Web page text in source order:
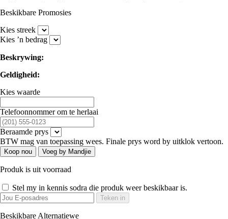
Beskikbare Promosies
Kies streek
Kies ’n bedrag
Beskrywing:
Geldigheid:
Kies waarde
Telefoonnommer om te herlaai
Beraamde prys
BTW mag van toepassing wees. Finale prys word by uitklok vertoon.
Koop nou Voeg by Mandjie
Produk is uit voorraad
Stel my in kennis sodra die produk weer beskikbaar is.
Teken in
Beskikbare Alternatiewe